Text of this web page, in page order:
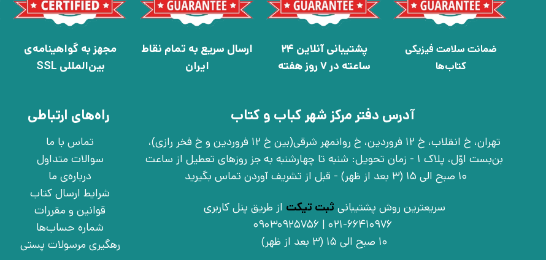
ضمانت سلامت فیزیکی
کتاب‌ها
پشتیبانی آنلاین 24
ساعته در 7 روز هفته
ارسال سریع به تمام نقاط
ایران
مجهز به گواهینامه‌ی
بین‌المللی SSL
آدرس دفتر مرکز شهر کباب و کتاب
تهران، خ انقلاب، خ 12 فروردین، خ روانمهر شرقی(بین خ 12 فروردین و خ فخر رازی)،
بن‌بست اوّل، پلاک 1 - زمان تحویل: شنبه تا چهارشنبه به جز روزهای تعطیل از ساعت
10 صبح الی 15 (3 بعد از ظهر) - قبل از تشریف آوردن تماس بگیرید
سریعترین روش پشتیبانی ثبت تیکت از طریق پنل کاربری
10 صبح الی 15 (3 بعد از ظهر)
راه‌های ارتباطی
تماس با ما
سوالات متداول
درباره‌ی ما
شرایط ارسال کتاب
قوانین و مقررات
شماره حساب‌ها
رهگیری مرسولات پستی